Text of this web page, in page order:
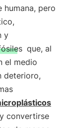
humana, pero
y
que, al
el medio
deterioro,
convertirse